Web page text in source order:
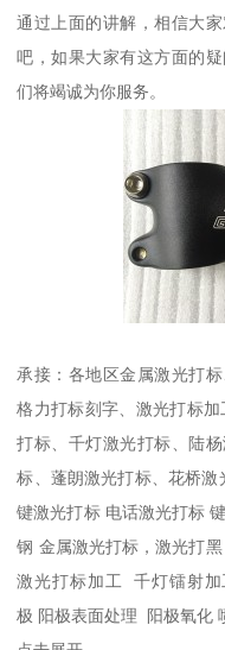
通过上面的讲解，相信大
吧，如果大家有这方面的
们将竭诚为你服务。
承接：各地区金属激光打
格力打标刻字、激光打标
打标、千灯激光打标、陆
标、蓬朗激光打标、花桥
键激光打标 电话激光打标
钢 金属激光打标，激光打
激光打标加工 千灯镭射
极 阳极表面处理 阳极氧化